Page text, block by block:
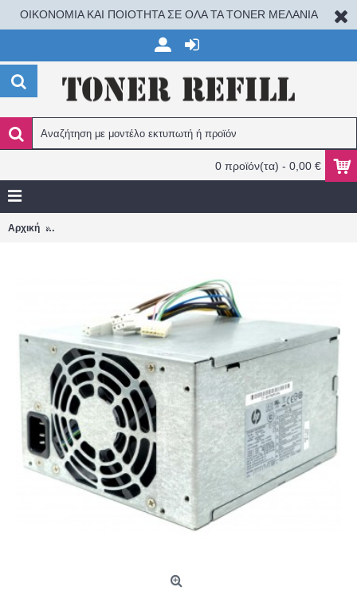
ΟΙΚΟΝΟΜΙΑ ΚΑΙ ΠΟΙΟΤΗΤΑ ΣΕ ΟΛΑ ΤΑ TONER ΜΕΛΑΝΙΑ
0 προϊόν(τα) - 0,00 €
Αρχική